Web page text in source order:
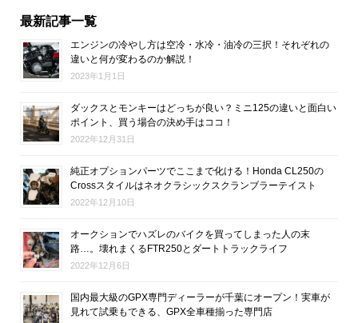
最新記事一覧
エンジンの冷やし方は空冷・水冷・油冷の三択！それぞれの
違いと何が変わるのか解説！
2023年1月1日
ダックスとモンキーはどっちが良い？ミニ125の違いと面白い
ポイント、買う場合の決め手はココ！
2022年12月31日
純正オプションパーツでここまで化ける！Honda CL250の
Crossスタイルはネオクラシックスクランブラーテイスト
2022年12月10日
オークションでハズレのバイクを買ってしまった人の末
路…。壊れまくるFTR250とダートトラックライフ
2022年12月6日
国内最大級のGPX専門ディーラーが千葉にオープン！実車が
見れて試乗もできる、GPX全車種揃った専門店